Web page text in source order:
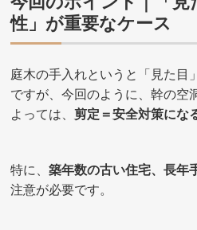
性」が重要なケース
庭木の手入れというと「見た目
ですが、今回のように、幹の空
よっては、剪定＝安全対策にな
特に、築年数の古い住宅、長年
注意が必要です。